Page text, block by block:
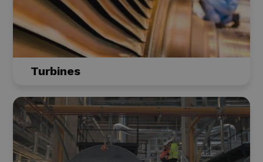
Turbines